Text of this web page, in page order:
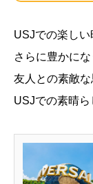
USJでの楽し
さらに豊かに
友人との素敵な
USJでの素晴ら